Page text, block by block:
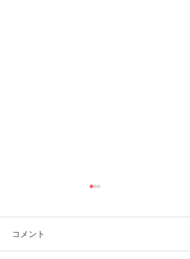
コメント